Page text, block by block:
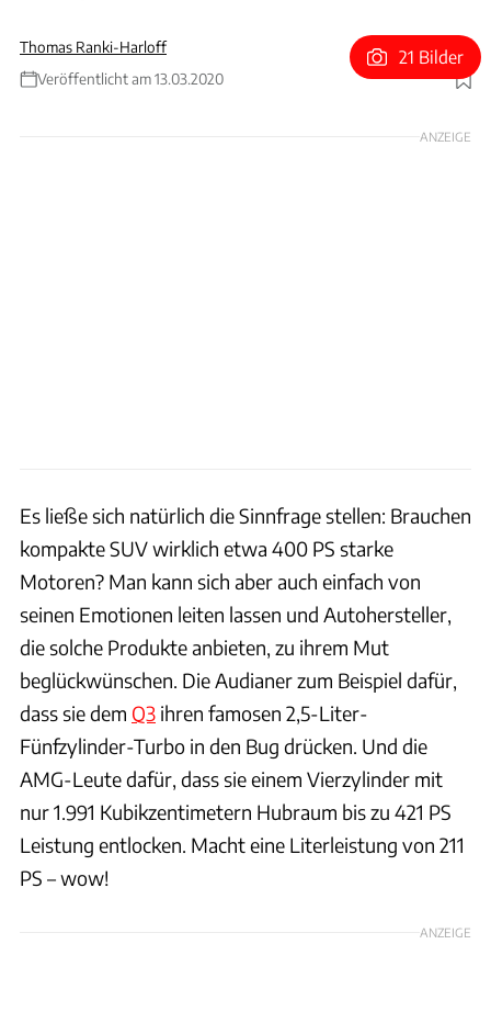
Thomas Ranki-Harloff
Veröffentlicht am 13.03.2020
Foto: Hersteller / Patrick Lang
21 Bilder
ANZEIGE
Es ließe sich natürlich die Sinnfrage stellen: Brauchen
kompakte SUV wirklich etwa 400 PS starke
Motoren? Man kann sich aber auch einfach von
seinen Emotionen leiten lassen und Autohersteller,
die solche Produkte anbieten, zu ihrem Mut
beglückwünschen. Die Audianer zum Beispiel dafür,
dass sie dem Q3 ihren famosen 2,5-Liter-
Fünfzylinder-Turbo in den Bug drücken. Und die
AMG-Leute dafür, dass sie einem Vierzylinder mit
nur 1.991 Kubikzentimetern Hubraum bis zu 421 PS
Leistung entlocken. Macht eine Literleistung von 211
PS – wow!
ANZEIGE